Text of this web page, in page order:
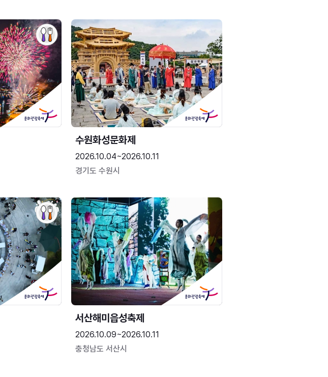
수원화성문화제
2026.10.04~2026.10.11
경기도 수원시
서산해미읍성축제
2026.10.09~2026.10.11
충청남도 서산시